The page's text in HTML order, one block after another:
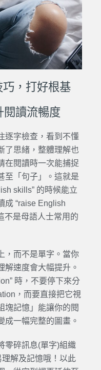
，打好根基
閱讀流暢度
逐字檢查，看到不懂
了思緒，整體理解也
在閱讀時一次能捕捉
至「句子」。這就是
skills” 的時候能立
成 “raise English
不是母語人士常用的
，而不是單字。當你
解速度會大幅提升。
時，不要停下來分
，而要直接把它視
塊記憶」能讓你的閱
成一幅完整的圖畫。
零碎訊息(單字)組織
解及記憶哦！以此